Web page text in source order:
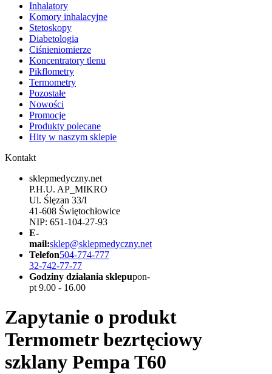
Inhalatory
Komory inhalacyjne
Stetoskopy
Diabetologia
Ciśnieniomierze
Koncentratory tlenu
Pikflometry
Termometry
Pozostałe
Nowości
Promocje
Produkty polecane
Hity w naszym sklepie
Kontakt
sklepmedyczny.net
P.H.U. AP_MIKRO
Ul. Ślęzan 33/I
41-608 Świętochłowice
NIP: 651-104-27-93
E-
mail:sklep@sklepmedyczny.net
Telefon504-774-777
32-742-77-77
Godziny działania sklepupon-
pt 9.00 - 16.00
Zapytanie o produkt
Termometr bezrtęciowy
szklany Pempa T60